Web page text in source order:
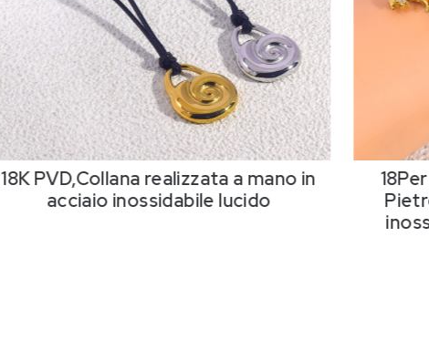
18K PVD,Collana realizzata a mano in
acciaio inossidabile lucido